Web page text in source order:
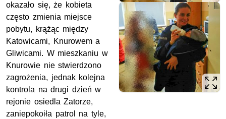
okazało się, że kobieta
często zmienia miejsce
pobytu, krążąc między
Katowicami, Knurowem a
Gliwicami. W mieszkaniu w
Knurowie nie stwierdzono
zagrożenia, jednak kolejna
kontrola na drugi dzień w
rejonie osiedla Zatorze,
zaniepokoiła patrol na tyle,